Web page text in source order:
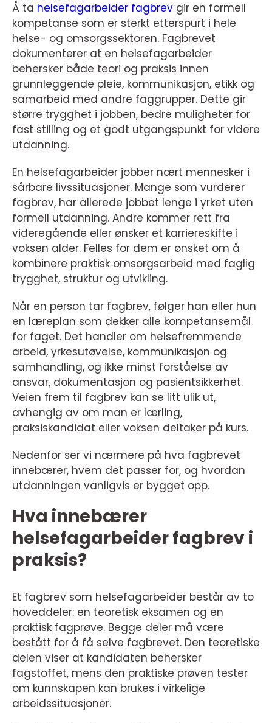
Å ta helsefagarbeider fagbrev gir en formell
kompetanse som er sterkt etterspurt i hele
helse- og omsorgssektoren. Fagbrevet
dokumenterer at en helsefagarbeider
behersker både teori og praksis innen
grunnleggende pleie, kommunikasjon, etikk og
samarbeid med andre faggrupper. Dette gir
større trygghet i jobben, bedre muligheter for
fast stilling og et godt utgangspunkt for videre
utdanning.
En helsefagarbeider jobber nært mennesker i
sårbare livssituasjoner. Mange som vurderer
fagbrev, har allerede jobbet lenge i yrket uten
formell utdanning. Andre kommer rett fra
videregående eller ønsker et karriereskifte i
voksen alder. Felles for dem er ønsket om å
kombinere praktisk omsorgsarbeid med faglig
trygghet, struktur og utvikling.
Når en person tar fagbrev, følger han eller hun
en læreplan som dekker alle kompetansemål
for faget. Det handler om helsefremmende
arbeid, yrkesutøvelse, kommunikasjon og
samhandling, og ikke minst forståelse av
ansvar, dokumentasjon og pasientsikkerhet.
Veien frem til fagbrev kan se litt ulik ut,
avhengig av om man er lærling,
praksiskandidat eller voksen deltaker på kurs.
Nedenfor ser vi nærmere på hva fagbrevet
innebærer, hvem det passer for, og hvordan
utdanningen vanligvis er bygget opp.
Hva innebærer
helsefagarbeider fagbrev i
praksis?
Et fagbrev som helsefagarbeider består av to
hoveddeler: en teoretisk eksamen og en
praktisk fagprøve. Begge deler må være
bestått for å få selve fagbrevet. Den teoretiske
delen viser at kandidaten behersker
fagstoffet, mens den praktiske prøven tester
om kunnskapen kan brukes i virkelige
arbeidssituasjoner.